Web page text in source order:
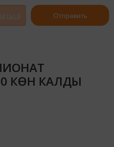
Отправить
КӨН КАЛДЫ